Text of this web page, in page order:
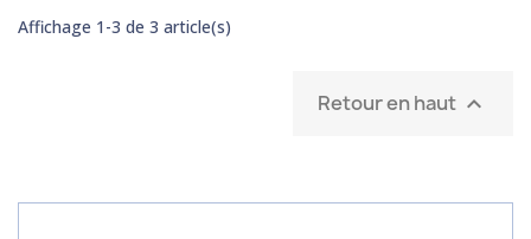
Affichage 1-3 de 3 article(s)
Retour en haut 